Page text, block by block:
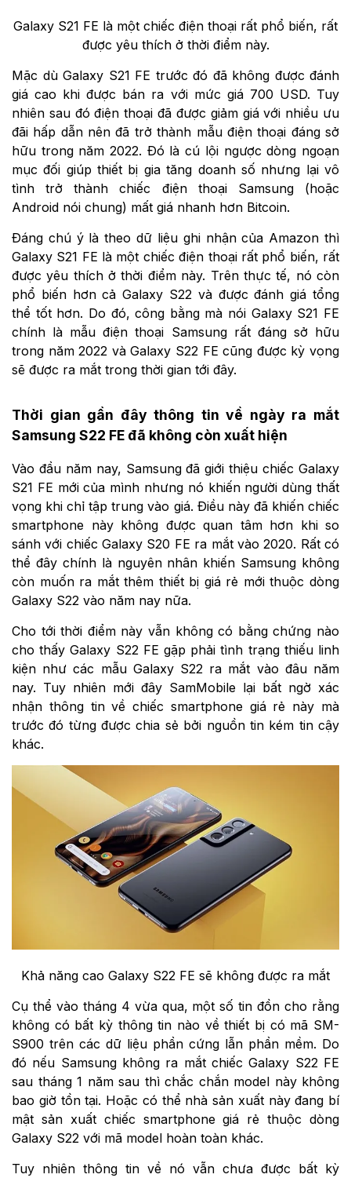
Galaxy S21 FE là một chiếc điện thoại rất phổ biến, rất
được yêu thích ở thời điểm này.
Mặc dù Galaxy S21 FE trước đó đã không được đánh
giá cao khi được bán ra với mức giá 700 USD. Tuy
nhiên sau đó điện thoại đã được giảm giá với nhiều ưu
đãi hấp dẫn nên đã trở thành mẫu điện thoại đáng sở
hữu trong năm 2022. Đó là cú lội ngược dòng ngoạn
mục đối giúp thiết bị gia tăng doanh số nhưng lại vô
tình trở thành chiếc điện thoại Samsung (hoặc
Android nói chung) mất giá nhanh hơn Bitcoin.
Đáng chú ý là theo dữ liệu ghi nhận của Amazon thì
Galaxy S21 FE là một chiếc điện thoại rất phổ biến, rất
được yêu thích ở thời điểm này. Trên thực tế, nó còn
phổ biến hơn cả Galaxy S22 và được đánh giá tổng
thể tốt hơn. Do đó, công bằng mà nói Galaxy S21 FE
chính là mẫu điện thoại Samsung rất đáng sở hữu
trong năm 2022 và Galaxy S22 FE cũng được kỳ vọng
sẽ được ra mắt trong thời gian tới đây.
Thời gian gần đây thông tin về ngày ra mắt
Samsung S22 FE đã không còn xuất hiện
Vào đầu năm nay, Samsung đã giới thiệu chiếc Galaxy
S21 FE mới của mình nhưng nó khiến người dùng thất
vọng khi chỉ tập trung vào giá. Điều này đã khiến chiếc
smartphone này không được quan tâm hơn khi so
sánh với chiếc Galaxy S20 FE ra mắt vào 2020. Rất có
thể đây chính là nguyên nhân khiến Samsung không
còn muốn ra mắt thêm thiết bị giá rẻ mới thuộc dòng
Galaxy S22 vào năm nay nữa.
Cho tới thời điểm này vẫn không có bằng chứng nào
cho thấy Galaxy S22 FE gặp phải tình trạng thiếu linh
kiện như các mẫu Galaxy S22 ra mắt vào đâu năm
nay. Tuy nhiên mới đây SamMobile lại bất ngờ xác
nhận thông tin về chiếc smartphone giá rẻ này mà
trước đó từng được chia sẻ bởi nguồn tin kém tin cậy
khác.
Khả năng cao Galaxy S22 FE sẽ không được ra mắt
Cụ thể vào tháng 4 vừa qua, một số tin đồn cho rằng
không có bất kỳ thông tin nào về thiết bị có mã SM-
S900 trên các dữ liệu phần cứng lẫn phần mềm. Do
đó nếu Samsung không ra mắt chiếc Galaxy S22 FE
sau tháng 1 năm sau thì chắc chắn model này không
bao giờ tồn tại. Hoặc có thể nhà sản xuất này đang bí
mật sản xuất chiếc smartphone giá rẻ thuộc dòng
Galaxy S22 với mã model hoàn toàn khác.
Tuy nhiên thông tin về nó vẫn chưa được bất kỳ